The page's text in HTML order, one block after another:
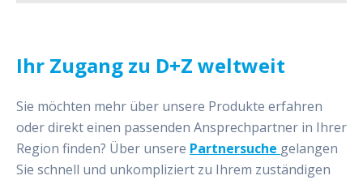
Ihr Zugang zu D+Z weltweit
Sie möchten mehr über unsere Produkte erfahren
oder direkt einen passenden Ansprechpartner in Ihrer
Region finden? Über unsere Partnersuche gelangen
Sie schnell und unkompliziert zu Ihrem zuständigen